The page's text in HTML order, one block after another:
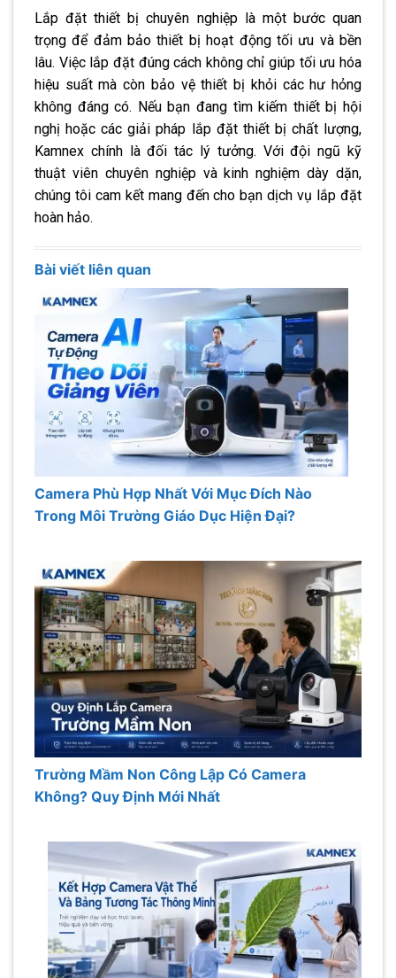
Lắp đặt thiết bị chuyên nghiệp là một bước quan
trọng để đảm bảo thiết bị hoạt động tối ưu và bền
lâu. Việc lắp đặt đúng cách không chỉ giúp tối ưu hóa
hiệu suất mà còn bảo vệ thiết bị khỏi các hư hỏng
không đáng có. Nếu bạn đang tìm kiếm thiết bị hội
nghị hoặc các giải pháp lắp đặt thiết bị chất lượng,
Kamnex chính là đối tác lý tưởng. Với đội ngũ kỹ
thuật viên chuyên nghiệp và kinh nghiệm dày dặn,
chúng tôi cam kết mang đến cho bạn dịch vụ lắp đặt
hoàn hảo.
Bài viết liên quan
Camera Phù Hợp Nhất Với Mục Đích Nào
Trong Môi Trường Giáo Dục Hiện Đại?
Trường Mầm Non Công Lập Có Camera
Không? Quy Định Mới Nhất